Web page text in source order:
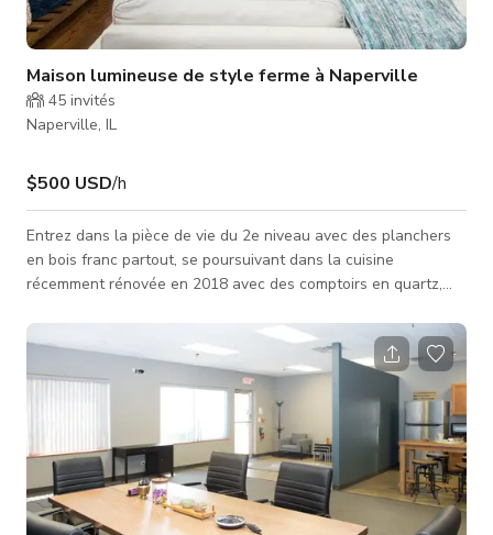
Maison lumineuse de style ferme à Naperville
45 invités
Naperville, IL
$500 USD/h
Entrez dans la pièce de vie du 2e niveau avec des planchers
en bois franc partout, se poursuivant dans la cuisine
récemment rénovée en 2018 avec des comptoirs en quartz,
et un évier de ferme. Marchez directement dans l'espace
repas avec banquette qui s'ouvre ensuite sur la grande
véranda grillagée par des doubles portes françaises. Profitez
de la détente et des réceptions dans la véranda 3 saisons qui